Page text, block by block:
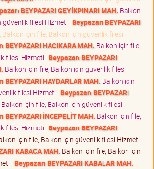
BEYPAZARI GEYİKPINARI MAH. Balkon
güvenlik filesi Hizmeti Beypazarı BEYPAZARI
Balkon için file, Balkon için güvenlik filesi
BEYPAZARI HACIKARA MAH. Balkon için file,
filesi Hizmeti Beypazarı BEYPAZARI
Balkon için file, Balkon için güvenlik filesi
BEYPAZARI HAYDARLAR MAH. Balkon için
filesi Hizmeti Beypazarı BEYPAZARI
Balkon için file, Balkon için güvenlik filesi
BEYPAZARI İNCEPELİT MAH. Balkon için file,
filesi Hizmeti Beypazarı BEYPAZARI
için file, Balkon için güvenlik filesi Hizmeti
KABACA MAH. Balkon için file, Balkon için
Beypazarı BEYPAZARI KABALAR MAH.